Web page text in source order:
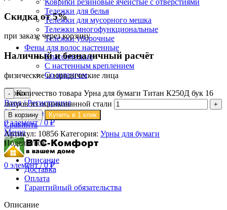
Коврики резиновые ячеистые с отверстиями
Тележки для белья
Тележки для мусорного мешка
Тележки многофункциональные
Тележки уборочные
Фены для волос настенные
Классические
С настенным креплением
Со шлангом
Поиск
Вход / Регистрация
0 Сравнить
0элемент / 0₽
Меню
0 элемент / 0₽
Скидка от 5%
при заказе через корзину
Наличный и безналичный расчёт
физические и юридические лица
Количество товара Урна для бумаги Титан К250Д бук 16
литров из оцинкованной стали
В корзину Купить в 1 клик
Сравнить
Артикул: 10856 Категория: Урны для бумаги
Поделиться:
Описание
Доставка
Оплата
Гарантийный обязательства
Описание